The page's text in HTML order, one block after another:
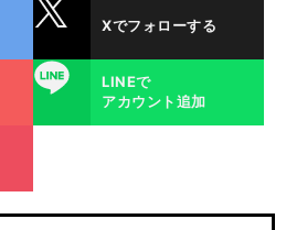
Xでフォローする
LINE
LINEで
アカウント追加